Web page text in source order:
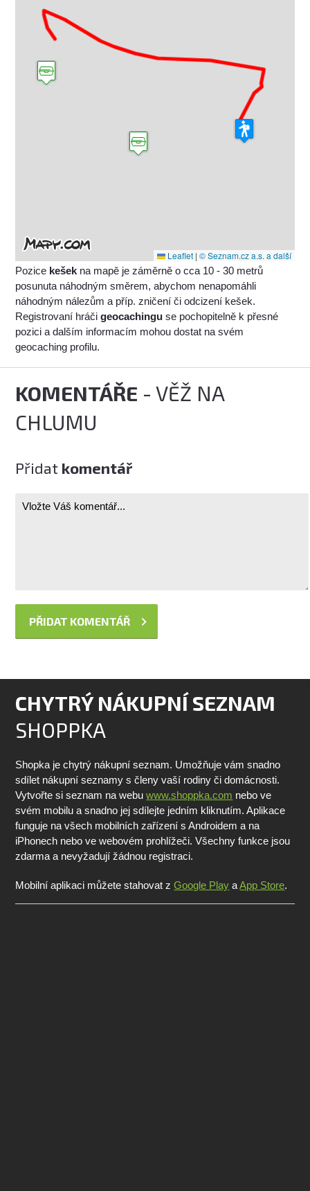
Leaflet | © Seznam.cz a.s. a další
Pozice kešek na mapě je záměrně o cca 10 - 30 metrů
posunuta náhodným směrem, abychom nenapomáhli
náhodným nálezům a příp. zničení či odcizení kešek.
Registrovaní hráčigeocachingu se pochopitelně k přesné
pozici a dalším informacím mohou dostat na svém
geocaching profilu.
KOMENTÁŘE - VĚŽ NA
CHLUMU
Přidat komentář
CHYTRÝ NÁKUPNÍ SEZNAM
SHOPPKA
Shopka je chytrý nákupní seznam. Umožňuje vám snadno
sdílet nákupní seznamy s členy vaší rodiny či domácnosti.
Vytvořte si seznam na webuwww.shoppka.com nebo ve
svém mobilu a snadno jej sdílejte jedním kliknutím. Aplikace
funguje na všech mobilních zařízení s Androidem a na
iPhonech nebo ve webovém prohlížeči. Všechny funkce jsou
zdarma a nevyžadují žádnou registraci.
Mobilní aplikaci můžete stahovat zGoogle Play aApp Store.